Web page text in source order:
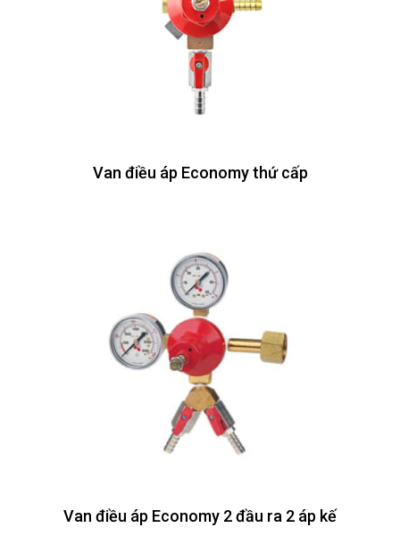
Van điều áp Economy thứ cấp
Van điều áp Economy 2 đầu ra 2 áp kế